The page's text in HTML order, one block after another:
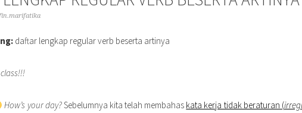
daftar lengkap regular verb beserta artinya
How’s your day?Sebelumnya kita telah membahas kata kerja tidak beraturan (